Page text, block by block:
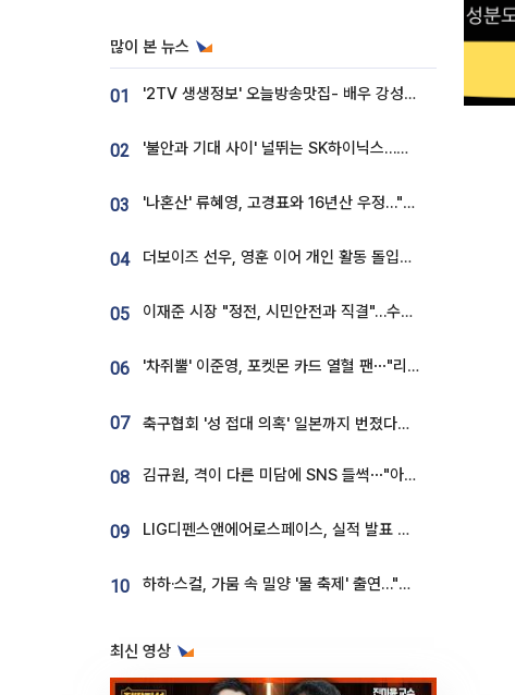
많이 본 뉴스
01 '2TV 생생정보' 오늘방송맛집- 배우 강성진 단골! 쌀국수ㆍ푸팟퐁 커리 맛집 '블○○○'
02 '불안과 기대 사이' 널뛰는 SK하이닉스…증권가 "HBM4·LTA 기반 펀터멘털 견고"
03 '나혼산' 류혜영, 고경표와 16년산 우정…"자취방서 부모님과 마주쳐"
04 더보이즈 선우, 영훈 이어 개인 활동 돌입⋯앳에어리어와 전속계약
05 이재준 시장 "정전, 시민안전과 직결"…수원시 비상대응체계 가동
06 '차쥐뿔' 이준영, 포켓몬 카드 열혈 팬⋯"리셀러 처단할 것"
07 축구협회 '성 접대 의혹' 일본까지 번졌다…日 심판 실명 공개
08 김규원, 격이 다른 미담에 SNS 들썩⋯"아이 속옷 빨고 졸업식도 참석"
09 LIG디펜스앤에어로스페이스, 실적 발표 후 급락→반등⋯증권가 “28년까지 튼튼”
10 하하·스컬, 가뭄 속 밀양 '물 축제' 출연…"출연료 전액 기부"
최신 영상